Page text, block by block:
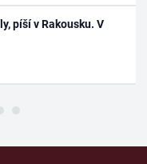
píší v Rakousku. V